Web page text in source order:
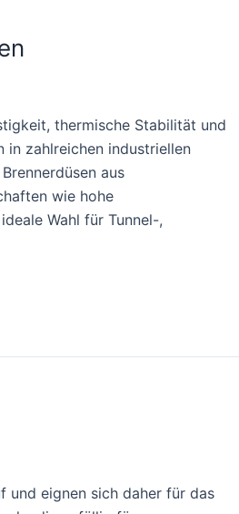
thermische Stabilität und
in zahlreichen industriellen
aus
wie hohe
Wahl für Tunnel-,
und eignen sich daher für das